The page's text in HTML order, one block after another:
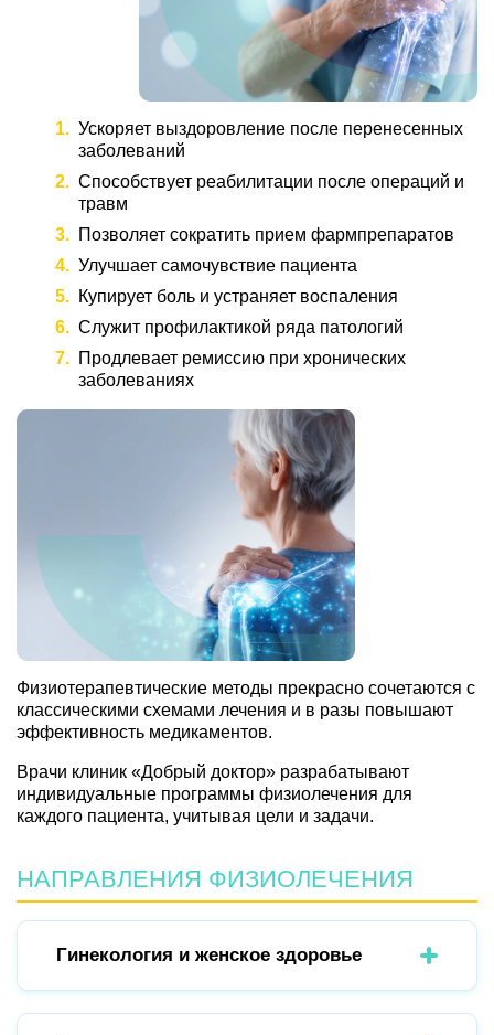
Ускоряет выздоровление после перенесенных
заболеваний
Способствует реабилитации после операций и
травм
Позволяет сократить прием фармпрепаратов
Улучшает самочувствие пациента
Купирует боль и устраняет воспаления
Служит профилактикой ряда патологий
Продлевает ремиссию при хронических
заболеваниях
Физиотерапевтические методы прекрасно сочетаются с
классическими схемами лечения и в разы повышают
эффективность медикаментов.
Врачи клиник «Добрый доктор» разрабатывают
индивидуальные программы физиолечения для
каждого пациента, учитывая цели и задачи.
НАПРАВЛЕНИЯ ФИЗИОЛЕЧЕНИЯ
Гинекология и женское здоровье